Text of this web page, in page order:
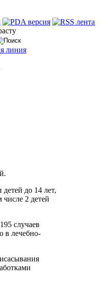
до 14 лет,
числе 2 детей
случаев
в лечебно-